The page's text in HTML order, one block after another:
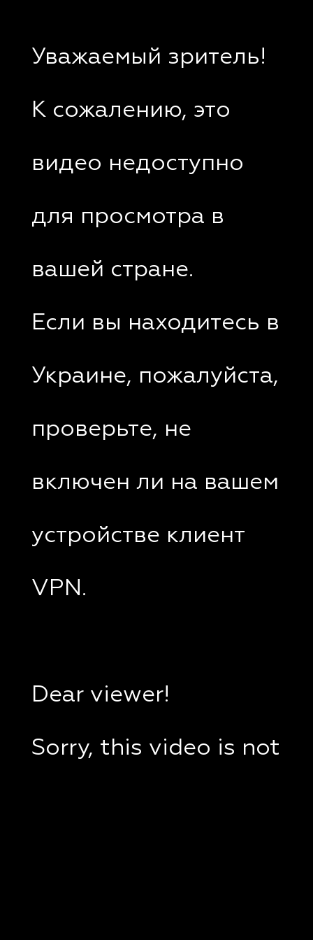
Уважаемый зритель!
К сожалению, это
видео недоступно
для просмотра в
вашей стране.
Если вы находитесь в
Украине, пожалуйста,
проверьте, не
включен ли на вашем
устройстве клиент
VPN.
Dear viewer!
Sorry, this video is not